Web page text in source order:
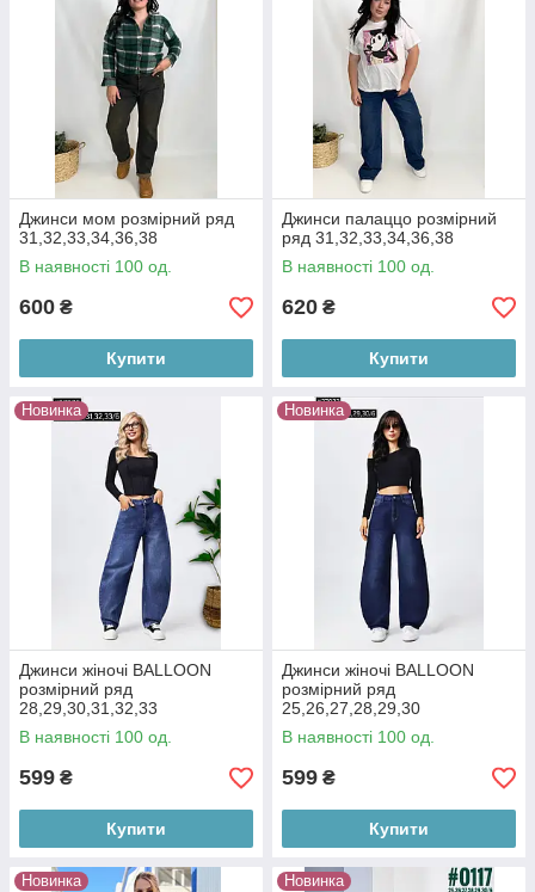
Джинси мом розмірний ряд
31,32,33,34,36,38
В наявності 100 од.
600 ₴
Купити
Джинси палаццо розмірний
ряд 31,32,33,34,36,38
В наявності 100 од.
620 ₴
Купити
Новинка
Джинси жіночі BALLOON
розмірний ряд
28,29,30,31,32,33
В наявності 100 од.
599 ₴
Купити
Новинка
Джинси жіночі BALLOON
розмірний ряд
25,26,27,28,29,30
В наявності 100 од.
599 ₴
Купити
Новинка Новинка